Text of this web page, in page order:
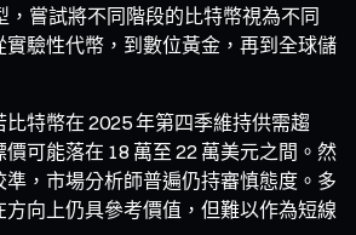
，嘗試將不同階段的比特幣視為不同
驗性代幣，到數位黃金，再到全球儲
特幣在 2025 年第四季維持供需趨
可能落在 18 萬至 22 萬美元之間。然
，市場分析師普遍仍持審慎態度。多
方向上仍具參考價值，但難以作為短線